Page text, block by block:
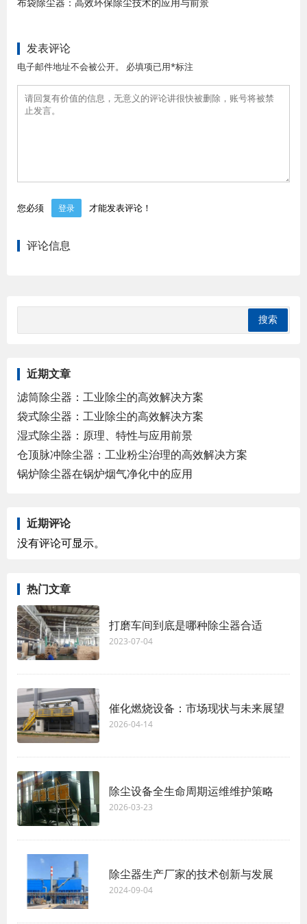
发表评论
电子邮件地址不会被公开。 必填项已用*标注
您必须 登录 才能发表评论！
评论信息
近期文章
滤筒除尘器：工业除尘的高效解决方案
袋式除尘器：工业除尘的高效解决方案
湿式除尘器：原理、特性与应用前景
仓顶脉冲除尘器：工业粉尘治理的高效解决方案
锅炉除尘器在锅炉烟气净化中的应用
近期评论
没有评论可显示。
热门文章
打磨车间到底是哪种除尘器合适
2023-07-04
催化燃烧设备：市场现状与未来展望
2026-04-14
除尘设备全生命周期运维维护策略
2026-03-23
除尘器生产厂家的技术创新与发展
2024-09-04